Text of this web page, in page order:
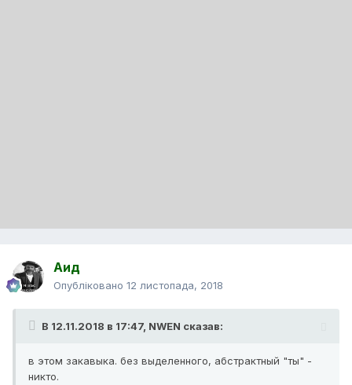
Аид
Опубліковано 12 листопада, 2018
В 12.11.2018 в 17:47, NWEN сказав:
в этом закавыка. без выделенного, абстрактный "ты" -
никто.